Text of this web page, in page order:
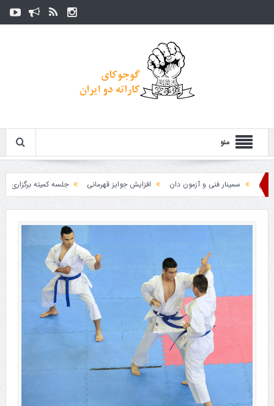
منو
سمینار فنی و آزمون دان افزایش جوایز قهرمانی جلسه کمیته برگزاری جام پارس